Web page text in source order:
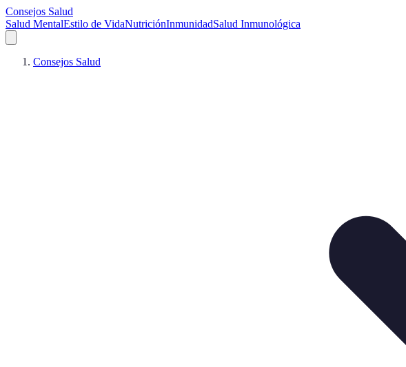
Consejos Salud
Salud MentalEstilo de VidaNutriciónInmunidadSalud Inmunológica
Consejos Salud